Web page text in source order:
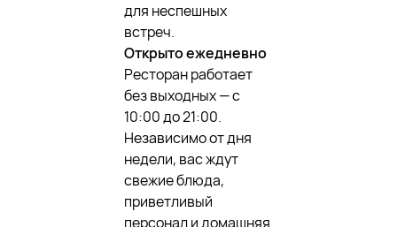
для неспешных
встреч.
Открыто ежедневно
Ресторан работает
без выходных — с
10:00 до 21:00.
Независимо от дня
недели, вас ждут
свежие блюда,
приветливый
персонал и домашняя